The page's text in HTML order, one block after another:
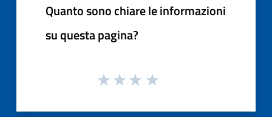
Quanto sono chiare le informazioni
su questa pagina?